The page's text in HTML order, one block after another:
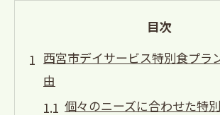
目次
西宮市デイサービス特別食プラ
由
個々のニーズに合わせた特